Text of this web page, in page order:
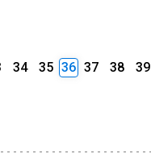
34 35 36 37 38 39